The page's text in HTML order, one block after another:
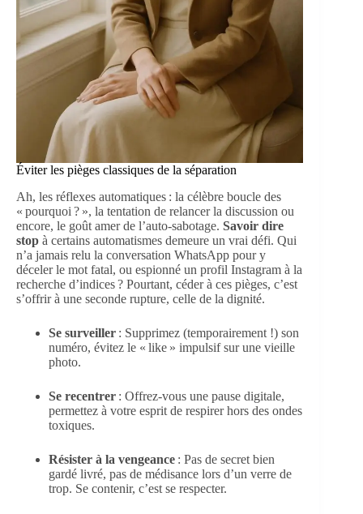
Éviter les pièges classiques de la séparation
Ah, les réflexes automatiques : la célèbre boucle des
« pourquoi ? », la tentation de relancer la discussion ou
encore, le goût amer de l’auto-sabotage. Savoir dire
stop à certains automatismes demeure un vrai défi. Qui
n’a jamais relu la conversation WhatsApp pour y
déceler le mot fatal, ou espionné un profil Instagram à la
recherche d’indices ? Pourtant, céder à ces pièges, c’est
s’offrir à une seconde rupture, celle de la dignité.
Se surveiller : Supprimez (temporairement !) son
numéro, évitez le « like » impulsif sur une vieille
photo.
Se recentrer : Offrez-vous une pause digitale,
permettez à votre esprit de respirer hors des ondes
toxiques.
Résister à la vengeance : Pas de secret bien
gardé livré, pas de médisance lors d’un verre de
trop. Se contenir, c’est se respecter.